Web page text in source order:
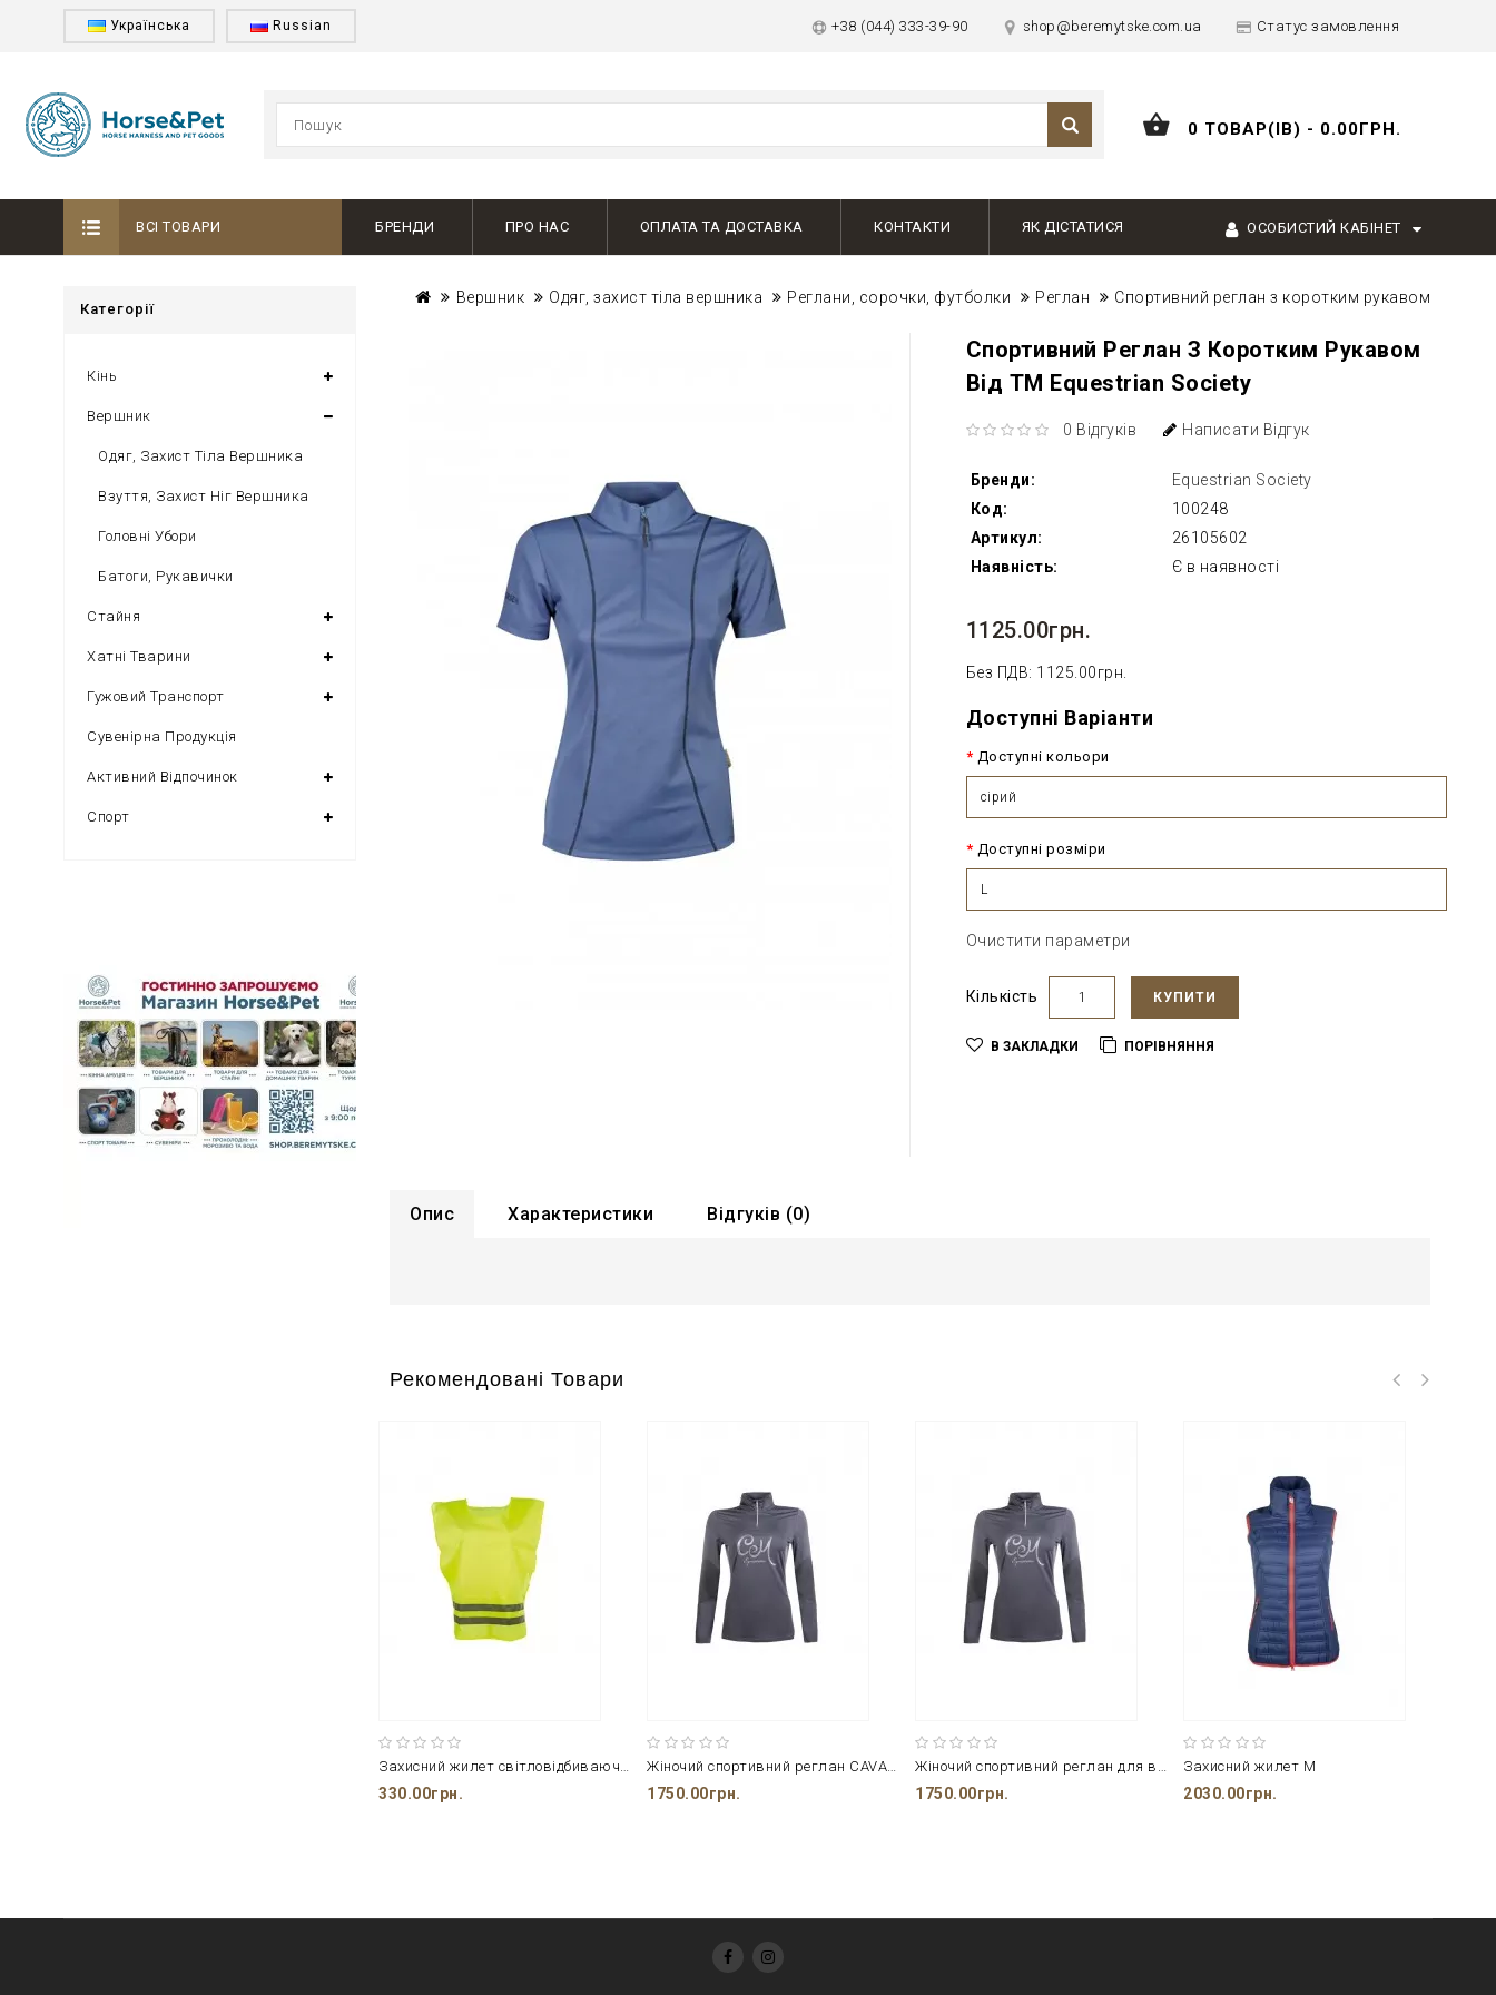
Українська Russian +38 (044) 333-39-90 shop@beremytske.com.ua Статус замовлення
0 ТОВАР(ІВ) - 0.00ГРН.
ВСІ ТОВАРИ БРЕНДИ ПРО НАС ОПЛАТА ТА ДОСТАВКА КОНТАКТИ ЯК ДІСТАТИСЯ ОСОБИСТИЙ КАБІНЕТ
Категорії
Кінь
Вершник
Одяг, Захист Тіла Вершника
Взуття, Захист Ніг Вершника
Головні Убори
Батоги, Рукавички
Стайня
Хатні Тварини
Гужовий Транспорт
Сувенірна Продукція
Активний Відпочинок
Спорт
Вершник Одяг, захист тіла вершника Реглани, сорочки, футболки Реглан Спортивний реглан з коротким рукавом
Спортивний Реглан З Коротким Рукавом
Від ТМ Equestrian Society
0 Відгуків Написати Відгук
Бренди:
Equestrian Society
Код:
100248
Артикул:
26105602
Наявність:
Є в наявності
1125.00грн.
Без ПДВ: 1125.00грн.
Доступні Варіанти
Доступні кольори
сірий
Доступні розміри
L
Очистити параметри
Кількість КУПИТИ
В ЗАКЛАДКИ ПОРІВНЯННЯ
Опис Характеристики Відгуків (0)
Рекомендовані Товари
Захисний жилет світловідбиваючий HKM
330.00грн.
Жіночий спортивний реглан CAVALLINO MARINO
1750.00грн.
Жіночий спортивний реглан для верхової їзди CAVALLINO MARINO
1750.00грн.
Захисний жилет M
2030.00грн.